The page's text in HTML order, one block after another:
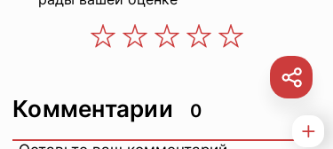
Комментарии 0